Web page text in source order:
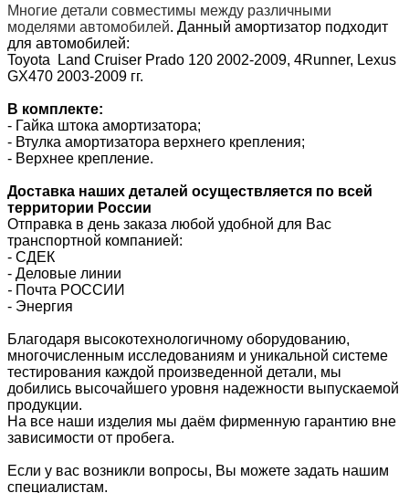
Многие детали совместимы между различными
моделями автомобилей. Данный амортизатор подходит
для автомобилей:
Toyota
Land Cruiser Prado 120 2002-2009, 4Runner, Lexus
GX470 2003-2009 гг.
В комплекте:
- Гайка штока амортизатора;
- Втулка амортизатора верхнего крепления;
- Верхнее крепление.
Доставка наших деталей осуществляется по всей
территории России
Отправка в день заказа любой удобной для Вас
транспортной компанией:
- СДЕК
- Деловые линии
- Почта РОССИИ
- Энергия
Благодаря высокотехнологичному оборудованию,
многочисленным исследованиям и уникальной системе
тестирования каждой произведенной детали, мы
добились высочайшего уровня надежности выпускаемой
продукции.
На все наши изделия мы даём фирменную гарантию вне
зависимости от пробега.
Если у вас возникли вопросы, Вы можете задать нашим
специалистам.